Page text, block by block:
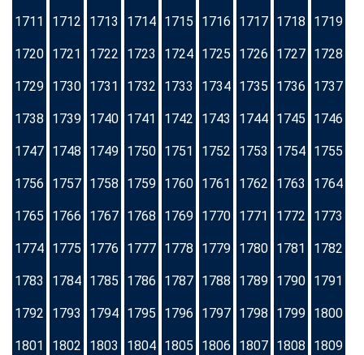
1711 1712 1713 1714 1715 1716 1717 1718 1719
1720 1721 1722 1723 1724 1725 1726 1727 1728
1729 1730 1731 1732 1733 1734 1735 1736 1737
1738 1739 1740 1741 1742 1743 1744 1745 1746
1747 1748 1749 1750 1751 1752 1753 1754 1755
1756 1757 1758 1759 1760 1761 1762 1763 1764
1765 1766 1767 1768 1769 1770 1771 1772 1773
1774 1775 1776 1777 1778 1779 1780 1781 1782
1783 1784 1785 1786 1787 1788 1789 1790 1791
1792 1793 1794 1795 1796 1797 1798 1799 1800
1801 1802 1803 1804 1805 1806 1807 1808 1809